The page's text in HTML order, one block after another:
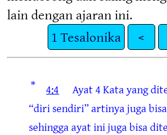
lain dengan ajaran ini.
1 Tesalonika
<
* 4:4 Ayat 4Kata yang
“diri sendiri” artinya juga
sehingga ayat ini juga bisa